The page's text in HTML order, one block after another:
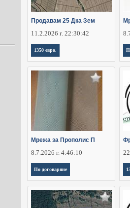
Продавам 25 Дка Зем
11.2.2026 г. 22:30:42
1350 евро.
Мрежа за Прополис П
8.7.2026 г. 4:46:10
По договаряне